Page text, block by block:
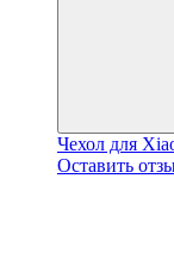
Чехол для
Оставить